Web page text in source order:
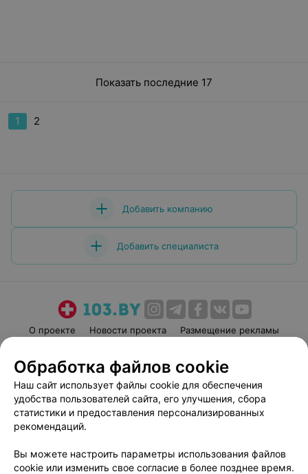
Показать последние 17
1 2
Добавить компанию
Добавить специалиста
О проекте Новости проекта
Размещение рекламы
Пользовательское соглашение
Способы оплаты
Вакансии
Партнеры
Написать руководителю 103.by
Обработка персональных данных
Обработка файлов cookie
Наш сайт использует файлы cookie для обеспечения
удобства пользователей сайта, его улучшения, сбора
статистики и предоставления персонализированных
рекомендаций.
Вы можете настроить параметры использования файлов
cookie или изменить свое согласие в более позднее время.